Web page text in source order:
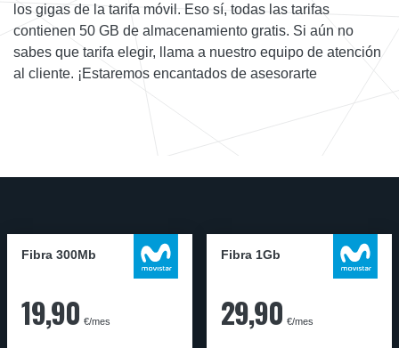
los gigas de la tarifa móvil. Eso sí, todas las tarifas
contienen 50 GB de almacenamiento gratis. Si aún no
sabes que tarifa elegir, llama a nuestro equipo de atención
al cliente. ¡Estaremos encantados de asesorarte
Fibra 300Mb
19,90 €/mes
Fibra 1Gb
29,90 €/mes